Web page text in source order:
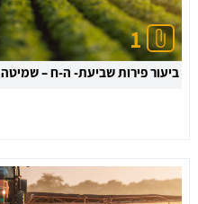
1
ביעור פירות שביעת- ה-ח – שמיטה